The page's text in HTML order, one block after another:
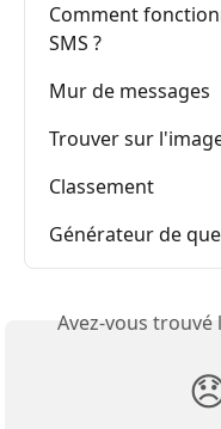
Comment
SMS ?
Mur de messages
Trouver sur
Classement
Générateur de
Avez-vous trouvé